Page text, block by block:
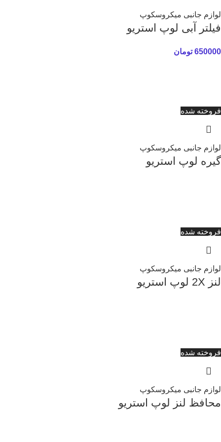
لوازم جانبی میکروسکوپ
فیلتر آبی لوپ استریو
650000 تومان
فروخته شده
لوازم جانبی میکروسکوپ
گیره لوپ استریو
فروخته شده
لوازم جانبی میکروسکوپ
لنز 2X لوپ استریو
فروخته شده
لوازم جانبی میکروسکوپ
محافظ لنز لوپ استریو